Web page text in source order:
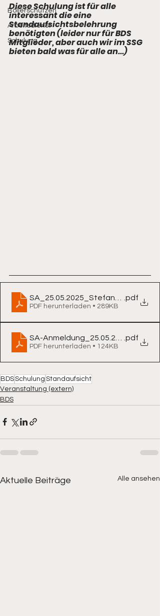
Böllerschützen
Arbeitsdienst
Schulung
Diese Schulung ist für alle
interessant die eine
Standaufsichtsbelehrung
benötigten (leider nur für BDS
Mitglieder, aber auch wir im SSG
bieten bald was für alle an...)
SA_25.05.2025_Stefan_Schnelbögl
.pdf
PDF herunterladen • 289KB
SA-Anmeldung_25.05.2025.pdf
PDF herunterladen • 124KB
BDSSchulung Standaufsicht
Veranstaltung (extern)
BDS
Aktuelle Beiträge Alle ansehen